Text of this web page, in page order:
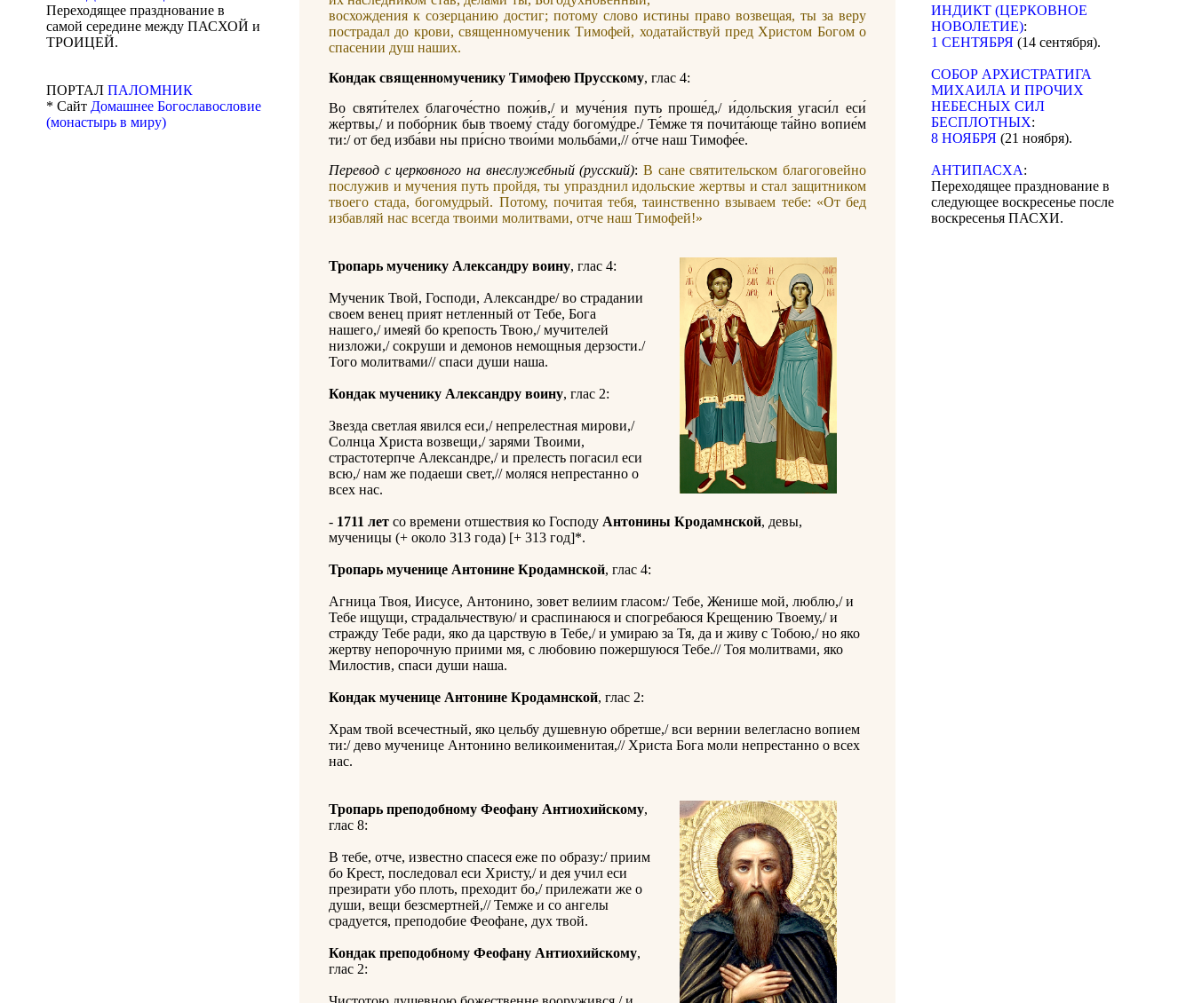
Переходящее празднование в
самой середине между ПАСХОЙ и
ТРОИЦЕЙ.
ПОРТАЛ ПАЛОМНИК
* Сайт Домашнее Богославословие
(монастырь в миру)
восхождения к созерцанию достиг; потому слово истины право возвещая, ты за веру
пострадал до крови, священномученик Тимофей, ходатайствуй пред Христом Богом о
спасении душ наших.
Кондак священномученику Тимофею Прусскому, глас 4:
Во святи́телех благоче́стно пожи́в,/ и муче́ния путь проше́д,/ и́дольския угаси́л еси́
же́ртвы,/ и побо́рник быв твоему́ ста́ду богому́дре./ Те́мже тя почита́юще та́йно вопие́м
ти:/ от бед изба́ви ны при́сно твои́ми мольба́ми,// о́тче наш Тимофе́е.
Перевод с церковного на внеслужебный (русский):В сане святительском благоговейно
послужив и мучения путь пройдя, ты упразднил идольские жертвы и стал защитником
твоего стада, богомудрый. Потому, почитая тебя, таинственно взываем тебе: «От бед
избавляй нас всегда твоими молитвами, отче наш Тимофей!»
Тропарь мученику Александру воину, глас 4:
Мученик Твой, Господи, Александре/ во страдании
своем венец прият нетленный от Тебе, Бога
нашего,/ имеяй бо крепость Твою,/ мучителей
низложи,/ сокруши и демонов немощныя дерзости./
Того молитвами// спаси души наша.
Кондак мученику Александру воину, глас 2:
Звезда светлая явился еси,/ непрелестная мирови,/
Солнца Христа возвещи,/ зарями Твоими,
страстотерпче Александре,/ и прелесть погасил еси
всю,/ нам же подаеши свет,// моляся непрестанно о
всех нас.
- 1711 лет со времени отшествия ко Господу Антонины Кродамнской, девы,
мученицы (+ около 313 года) [+ 313 год]*.
Тропарь мученице Антонине Кродамнской, глас 4:
Агница Твоя, Иисусе, Антонино, зовет велиим гласом:/ Тебе, Женише мой, люблю,/ и
Тебе ищущи, страдальчествую/ и сраспинаюся и спогребаюся Крещению Твоему,/ и
стражду Тебе ради, яко да царствую в Тебе,/ и умираю за Тя, да и живу с Тобою,/ но яко
жертву непорочную приими мя, с любовию пожершуюся Тебе.// Тоя молитвами, яко
Милостив, спаси души наша.
Кондак мученице Антонине Кродамнской, глас 2:
Храм твой всечестный, яко цельбу душевную обретше,/ вси вернии велегласно вопием
ти:/ дево мученице Антонино великоименитая,// Христа Бога моли непрестанно о всех
нас.
Тропарь преподобному Феофану Антиохийскому,
глас 8:
В тебе, отче, известно спасеся еже по образу:/ приим
бо Крест, последовал еси Христу,/ и дея учил еси
презирати убо плоть, преходит бо,/ прилежати же о
души, вещи безсмертней,// Темже и со ангелы
срадуется, преподобие Феофане, дух твой.
Кондак преподобному Феофану Антиохийскому,
глас 2:
ИНДИКТ (ЦЕРКОВНОЕ
НОВОЛЕТИЕ):
1 СЕНТЯБРЯ (14 сентября).
CОБОР АРХИСТРАТИГА
МИХАИЛА И ПРОЧИХ
НЕБЕСНЫХ СИЛ
БЕСПЛОТНЫХ:
8 НОЯБРЯ (21 ноября).
АНТИПАСХА:
Переходящее празднование в
следующее воскресенье после
воскресенья ПАСХИ.